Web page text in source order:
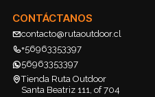
CONTÁCTANOS
contacto@rutaoutdoor.cl
+56963353397
56963353397
Tienda Ruta Outdoor
Santa Beatriz 111, of 704